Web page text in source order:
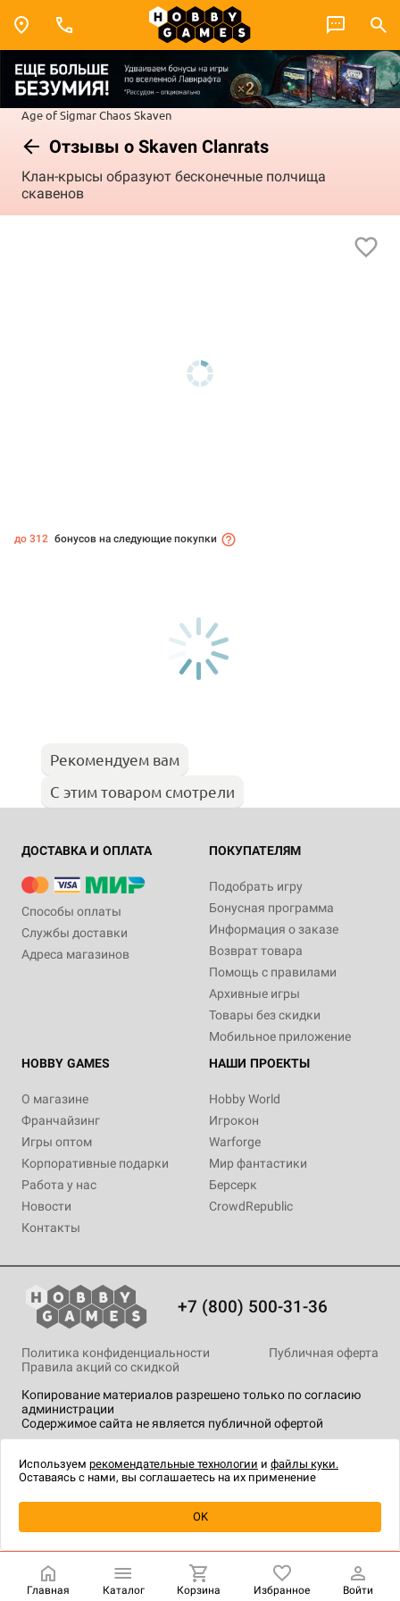
Age of SigmarChaosSkaven
Отзывы о Skaven Clanrats
Клан-крысы образуют бесконечные полчища
скавенов
Уведомить о наличии
до 312 бонусов на следующие покупки
Рекомендуем вам
С этим товаром смотрели
ДОСТАВКА И ОПЛАТА
Способы оплаты
Службы доставки
Адреса магазинов
ПОКУПАТЕЛЯМ
Подобрать игру
Бонусная программа
Информация о заказе
Возврат товара
Помощь с правилами
Архивные игры
Товары без скидки
Мобильное приложение
HOBBY GAMES
О магазине
Франчайзинг
Игры оптом
Корпоративные подарки
Работа у нас
Новости
Контакты
НАШИ ПРОЕКТЫ
Hobby World
Игрокон
Warforge
Мир фантастики
Берсерк
CrowdRepublic
+7 (800) 500-31-36
Копирование материалов разрешено только по согласию
администрации
Содержимое сайта не является публичной офертой
Политика конфиденциальности
Публичная оферта
Правила акций со скидкой
технологии.
Главная Каталог Корзина Избранное Войти
Используем рекомендательные технологии и файлы куки.
Оставаясь с нами, вы соглашаетесь на их применение
OK